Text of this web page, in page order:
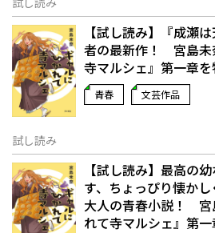
【試し読み】『成瀬
者の最新作！ 宮島未
寺マルシェ』第一章を
青春 文芸作品
試し読み
【試し読み】最高の
す、ちょっぴり懐かし
大人の青春小説！ 宮
れて寺マルシェ』第一